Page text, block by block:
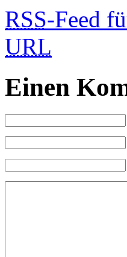
RSS-Feed
URL
Einen